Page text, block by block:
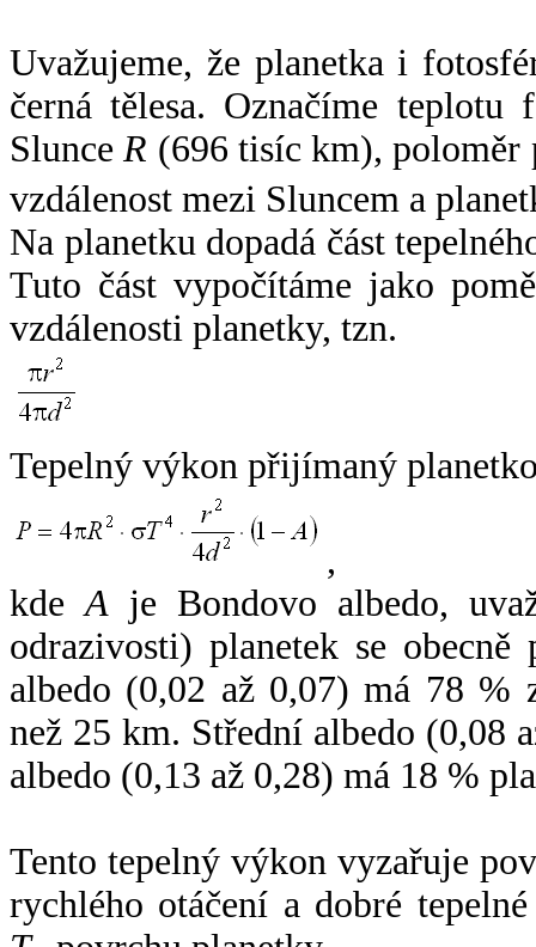
Uvažujeme, že planetka i
černá tělesa. Označíme
SlunceR (696 tisíc km),
vzdálenost mezi Sluncem a
Na planetku dopadá část
Tuto část vypočítáme jako
vzdálenosti planetky, tzn.
Tepelný výkon přijímaný
,
kdeA je Bondovo albedo,
odrazivosti) planetek se
albedo (0,02 až 0,07) má 78 %
než 25 km. Střední albedo (0,08
albedo (0,13 až 0,28) má 18 %
Tento tepelný výkon vyzařuje
rychlého otáčení a dobré